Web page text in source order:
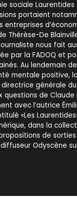
sociale
portaient
entreprises
Thérèse-De
nous fait
par la FADOQ et
Au lendemain
mentale positive,
générale
questions de
avec l’autrice
«Les
dans la
de
Odyscène